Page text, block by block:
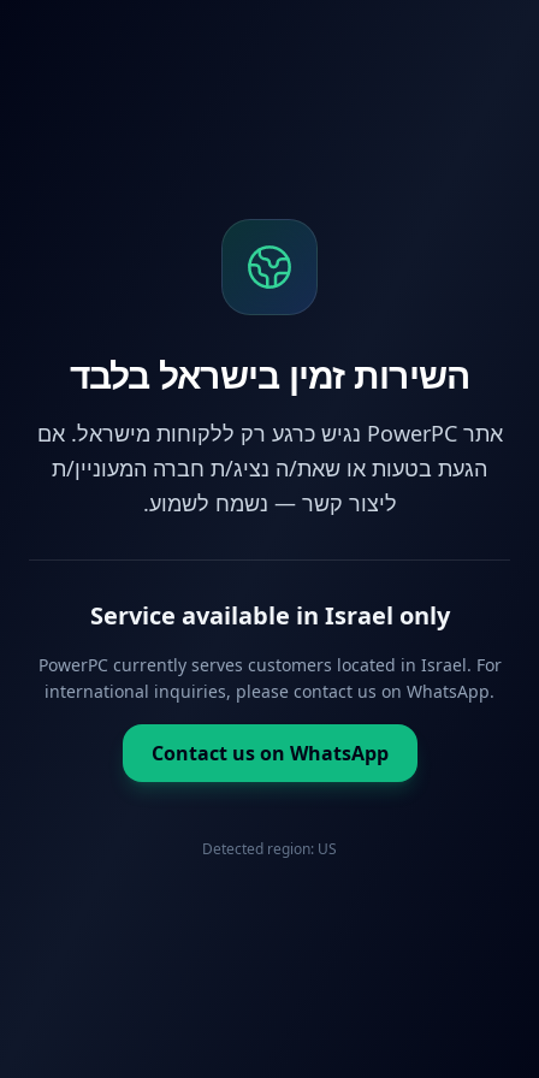
השירות זמין בישראל בלבד
אתר PowerPC נגיש כרגע רק ללקוחות מישראל. אם
הגעת בטעות או שאת/ה נציג/ת חברה המעוניין/ת
ליצור קשר — נשמח לשמוע.
Service available in Israel only
PowerPC currently serves customers located in Israel. For
international inquiries, please contact us on WhatsApp.
Contact us on WhatsApp
Detected region: US